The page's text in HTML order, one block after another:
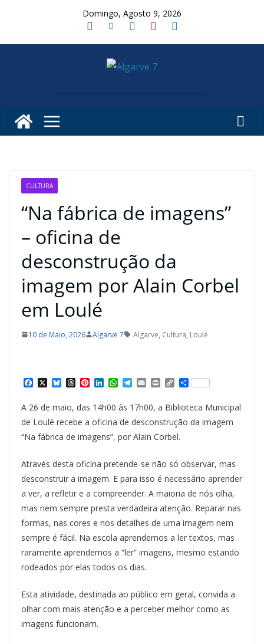
Domingo, Agosto 9, 2026
CULTURA
“Na fábrica de imagens”
– oficina de
desconstrução da
imagem por Alain Corbel
em Loulé
10 de Maio, 2026 Algarve 7 Algarve, Cultura, Loulé
a
c
e
b
o
o
X B
u
e
s
k
y
T
h
e
a
d
s
P
n
e
r
e
t
L
n
k
e
d
I
W
h
a
t
s
A
p
T
e
l
e
g
r
a
E
m
a
i
l
P
n
t
C
o
p
y
L
i
n
S
h
r
e
A 26 de maio, das 14h00 às 17h00, a Biblioteca Municipal
de Loulé recebe a oficina de desconstrução da imagem
“Na fábrica de imagens”, por Alain Corbel.
Através desta oficina pretende-se não só observar, mas
desconstruir a imagem. E para isso é necessário aprender
a ver, a refletir e a compreender. A maioria de nós olha,
mas nem sempre presta verdadeira atenção. Reparar nas
formas, nas cores e nos detalhes de uma imagem nem
sempre é fácil. Na escola aprendemos a ler textos, mas
raramente aprendemos a “ler” imagens, mesmo estando
rodeados por elas todos os dias.
Esta atividade, destinada ao público em geral, convida a
olhar com mais atenção e a perceber melhor como as
imagens funcionam.